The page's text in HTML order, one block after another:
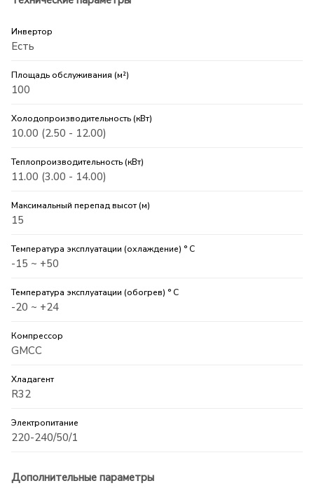
Инвертор
Есть
Площадь обслуживания (м²)
100
Холодопроизводительность (кВт)
10.00 (2.50 - 12.00)
Теплопроизводительность (кВт)
11.00 (3.00 - 14.00)
Максимальный перепад высот (м)
15
Температура эксплуатации (охлаждение) ° C
-15 ~ +50
Температура эксплуатации (обогрев) ° C
-20 ~ +24
Компрессор
GMCC
Хладагент
R32
Электропитание
220-240/50/1
Дополнительные параметры